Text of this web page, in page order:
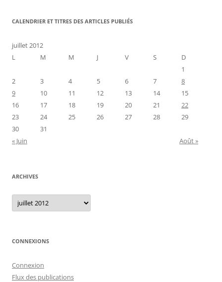
CALENDRIER ET TITRES DES ARTICLES PUBLIÉS
juillet 2012
L
M M J V S
D
1
2
3 4 5 6 7
8
9
10 11 12 13 14
15
16
17 18 19 20 21
22
23
24 25 26 27 28
29
30
31
« Juin
Août »
ARCHIVES
Archives
CONNEXIONS
Connexion
Flux des publications